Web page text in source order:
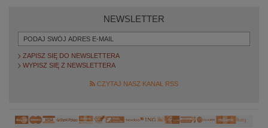
NEWSLETTER
ZAPISZ SIĘ DO NEWSLETTERA
WYPISZ SIĘ Z NEWSLETTERA
CZYTAJ NASZ KANAŁ RSS